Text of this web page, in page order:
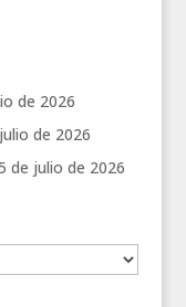
de 2026
de 2026
de julio de 2026